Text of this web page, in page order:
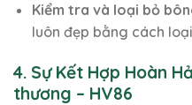
Kiểm tra và loại bỏ
luôn đẹp bằng cách
4. Sự Kết Hợp Hoàn
thương – HV86